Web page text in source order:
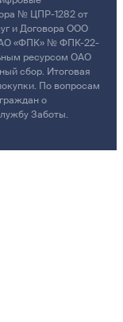
№ ЦПР-1282 от
и Договора ООО
«ФПК» № ФПК-22-
ресурсом ОАО
сбор. Итоговая
По вопросам
о
Заботы.